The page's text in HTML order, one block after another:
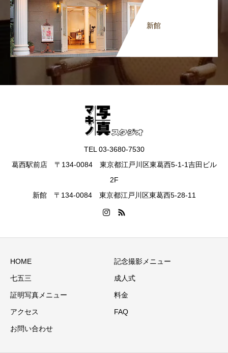
新館
TEL 03-3680-7530
葛西駅前店 〒134-0084 東京都江戸川区東葛西5-1-1吉田ビル
2F
新館 〒134-0084 東京都江戸川区東葛西5-28-11
HOME 記念撮影メニュー
七五三 成人式
証明写真メニュー 料金
アクセス FAQ
お問い合わせ